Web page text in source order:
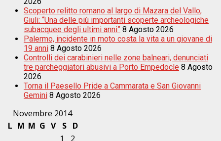
Scoperto relitto romano al largo di Mazara del Vallo,
Giuli: “Una delle più importanti scoperte archeologiche
subacquee degli ultimi anni” 8 Agosto 2026
Palermo, incidente in moto costa la vita a un giovane di
19 anni 8 Agosto 2026
Controlli dei carabinieri nelle zone balneari, denunciati
tre parcheggiatori abusivi a Porto Empedocle 8 Agosto
2026
Torna il Paesello Pride a Cammarata e San Giovanni
Gemini 8 Agosto 2026
Novembre 2014
L M M G V S
D
1
2